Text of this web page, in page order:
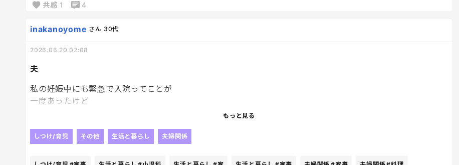
共感 1 4
夫
inakanoyome さん 30代
2026.06.20 02:08
私の妊娠中にも緊急で入院ってことが
一度あったけど
冷静が故にイラっとしちゃうんだけど笑
受け止めてくれて。
もっと見る
しつけ/育児 その他 生活と暮らし 夫婦関係